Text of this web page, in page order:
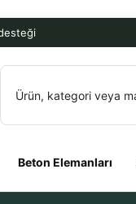
Beton Elemanları